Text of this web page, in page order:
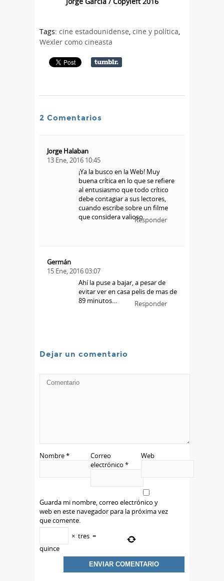
Tags: cine estadounidense, cine y política,
Wexler como cineasta
2 Comentarios
Jorge Halaban
13 Ene, 2016 10:45
¡Ya la busco en la Web! Muy
buena crítica en lo que se refiere
al entusiasmo que todo crítico
debe contagiar a sus lectores,
cuando escribe sobre un filme
que considera valioso.Responder
Germán
15 Ene, 2016 03:07
Ahí la puse a bajar, a pesar de
evitar ver en casa pelis de mas de
89 minutos…
Responder
Dejar un comentario
Nombre*
Correo
electrónico *
Web
Guarda mi nombre, correo electrónico y
web en este navegador para la próxima vez
que comente.
× tres =
quince